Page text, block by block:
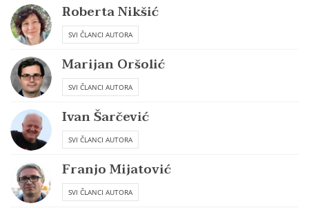
Roberta Nikšić
SVI ČLANCI AUTORA
Marijan Oršolić
SVI ČLANCI AUTORA
Ivan Šarčević
SVI ČLANCI AUTORA
Franjo Mijatović
SVI ČLANCI AUTORA